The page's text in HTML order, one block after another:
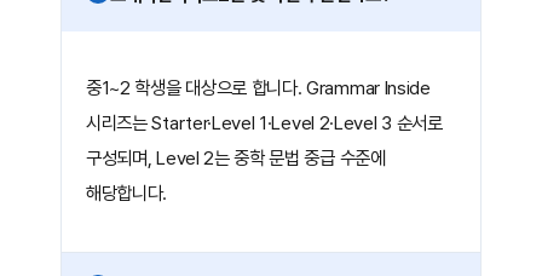
중1~2 학생을 대상으로 합니다. Grammar Inside
시리즈는 Starter·Level 1·Level 2·Level 3 순서로
구성되며, Level 2는 중학 문법 중급 수준에
해당합니다.